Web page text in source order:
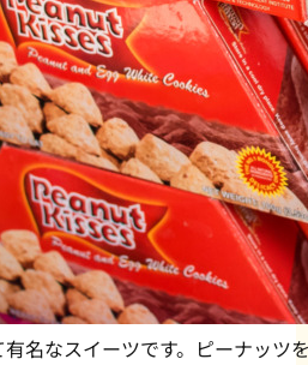
名なスイーツです。ピーナッツ